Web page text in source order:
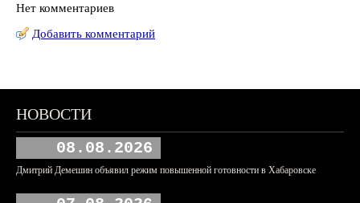
Нет комментариев
Добавить комментарий
НОВОСТИ
08.08.2026
Дмитрий Демешин объявил режим повышенной готовности в Хабаровске